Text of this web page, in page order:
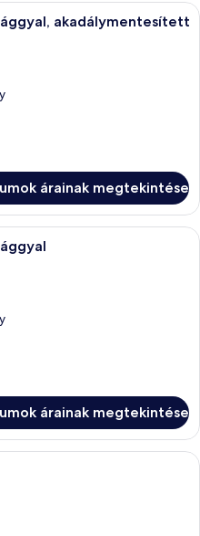
Egy szállodai szoba két ággyal, egy
akadálymentesített
árainak megtekintése
Egy szállodai szoba két ággyal, egy
árainak megtekintése
Egy szállodai szoba, amelyben